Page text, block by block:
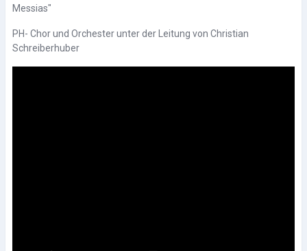
Messias"
PH- Chor und Orchester unter der Leitung von Christian
Schreiberhuber